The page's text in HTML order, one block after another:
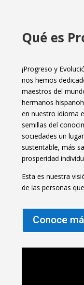
Qué es
¡Progreso y
nos hemos
maestros del
hermanos
en nuestro idioma
semillas del
sociedades un
sustentable, más
prosperidad
Esta es nuestra
de las personas
Conoce